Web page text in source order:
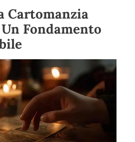
Cartomanzia
Fondamento